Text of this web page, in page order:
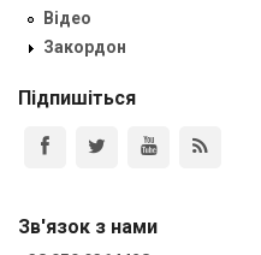
Відео
Закордон
Підпишіться
Зв'язок з нами